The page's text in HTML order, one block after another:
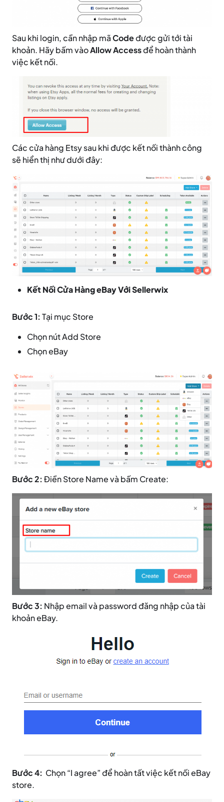
Sau khi login, cần nhập mãCodeđược gửi tới tài
khoản. Hãy bấm vàoAllow Accessđể hoàn thành
việc kết nối.
Các cửa hàng Etsy sau khi được kết nối thành công
sẽ hiển thị như dưới đây:
Kết Nối Cửa Hàng eBay Với Sellerwix
Bước 1: Tại mục Store
Chọn nút Add Store
Chọn eBay
Bước 2: Điền Store Name và bấm Create:
Bước 3: Nhập email và password đăng nhập của tài
khoản eBay.
Bước 4: Chọn “I agree” để hoàn tất việc kết nối eBay
store.